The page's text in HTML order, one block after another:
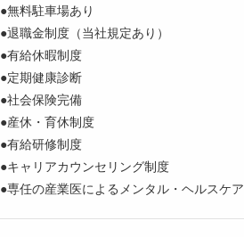
●無料駐車場あり
●退職金制度（当社規定あり）
●有給休暇制度
●定期健康診断
●社会保険完備
●産休・育休制度
●有給研修制度
●キャリアカウンセリング制度
●専任の産業医によるメンタル・ヘルスケア